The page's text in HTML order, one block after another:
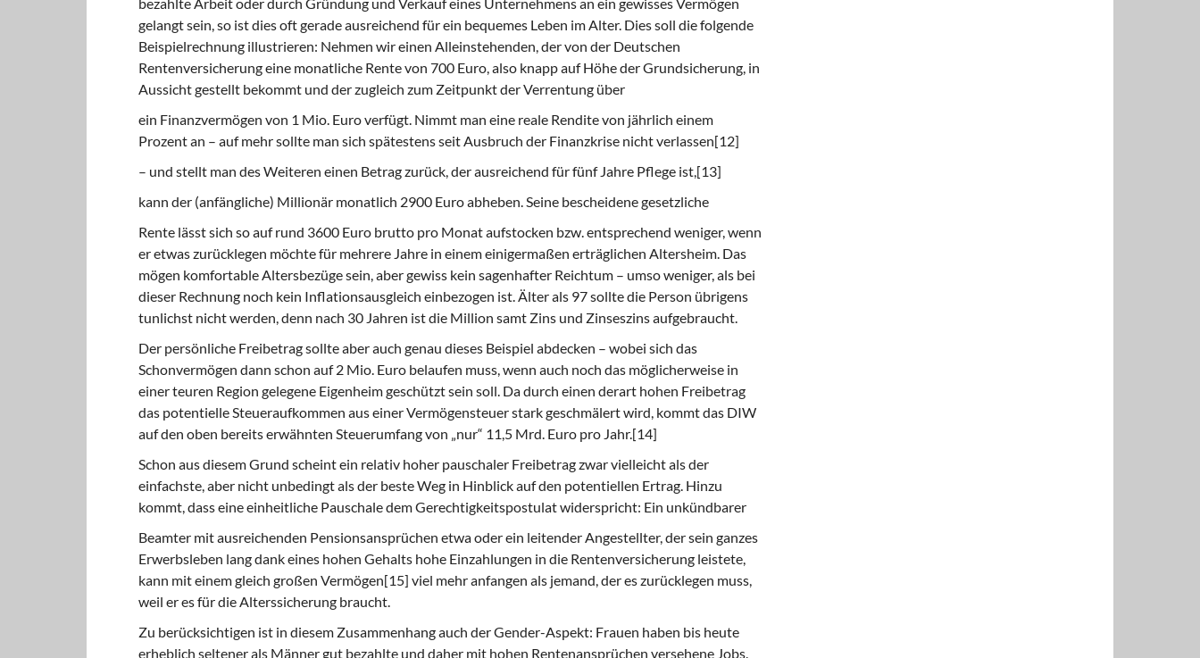
gelangt sein, so ist dies oft gerade ausreichend für ein bequemes Leben im Alter. Dies soll die folgende
Beispielrechnung illustrieren: Nehmen wir einen Alleinstehenden, der von der Deutschen
Rentenversicherung eine monatliche Rente von 700 Euro, also knapp auf Höhe der Grundsicherung, in
Aussicht gestellt bekommt und der zugleich zum Zeitpunkt der Verrentung über
ein Finanzvermögen von 1 Mio. Euro verfügt. Nimmt man eine reale Rendite von jährlich einem
Prozent an – auf mehr sollte man sich spätestens seit Ausbruch der Finanzkrise nicht verlassen[12]
– und stellt man des Weiteren einen Betrag zurück, der ausreichend für fünf Jahre Pflege ist,[13]
kann der (anfängliche) Millionär monatlich 2900 Euro abheben. Seine bescheidene gesetzliche
Rente lässt sich so auf rund 3600 Euro brutto pro Monat aufstocken bzw. entsprechend weniger, wenn
er etwas zurücklegen möchte für mehrere Jahre in einem einigermaßen erträglichen Altersheim. Das
mögen komfortable Altersbezüge sein, aber gewiss kein sagenhafter Reichtum – umso weniger, als bei
dieser Rechnung noch kein Inflationsausgleich einbezogen ist. Älter als 97 sollte die Person übrigens
tunlichst nicht werden, denn nach 30 Jahren ist die Million samt Zins und Zinseszins aufgebraucht.
Der persönliche Freibetrag sollte aber auch genau dieses Beispiel abdecken – wobei sich das
Schonvermögen dann schon auf 2 Mio. Euro belaufen muss, wenn auch noch das möglicherweise in
einer teuren Region gelegene Eigenheim geschützt sein soll. Da durch einen derart hohen Freibetrag
das potentielle Steueraufkommen aus einer Vermögensteuer stark geschmälert wird, kommt das DIW
auf den oben bereits erwähnten Steuerumfang von „nur“ 11,5 Mrd. Euro pro Jahr.[14]
Schon aus diesem Grund scheint ein relativ hoher pauschaler Freibetrag zwar vielleicht als der
einfachste, aber nicht unbedingt als der beste Weg in Hinblick auf den potentiellen Ertrag. Hinzu
kommt, dass eine einheitliche Pauschale dem Gerechtigkeitspostulat widerspricht: Ein unkündbarer
Beamter mit ausreichenden Pensionsansprüchen etwa oder ein leitender Angestellter, der sein ganzes
Erwerbsleben lang dank eines hohen Gehalts hohe Einzahlungen in die Rentenversicherung leistete,
kann mit einem gleich großen Vermögen[15] viel mehr anfangen als jemand, der es zurücklegen muss,
weil er es für die Alterssicherung braucht.
Zu berücksichtigen ist in diesem Zusammenhang auch der Gender-Aspekt: Frauen haben bis heute
erheblich seltener als Männer gut bezahlte und daher mit hohen Rentenansprüchen versehene Jobs.